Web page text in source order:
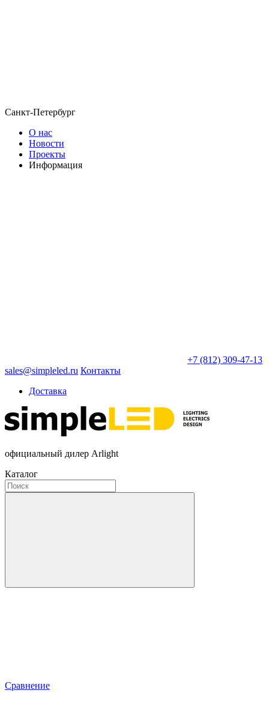
Санкт-Петербург
О нас
Новости
Проекты
Информация
+7 (812) 309-47-13
sales@simpleled.ru Контакты
Доставка
официальный дилер Arlight
Каталог
Сравнение